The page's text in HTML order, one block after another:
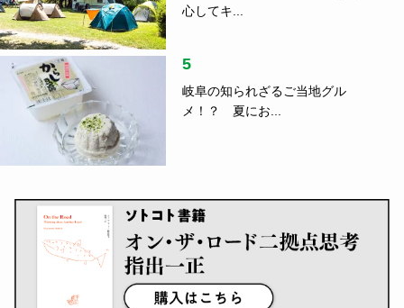
心してキ...
5
岐阜の知られざるご当地グル
メ！？ 夏にお...